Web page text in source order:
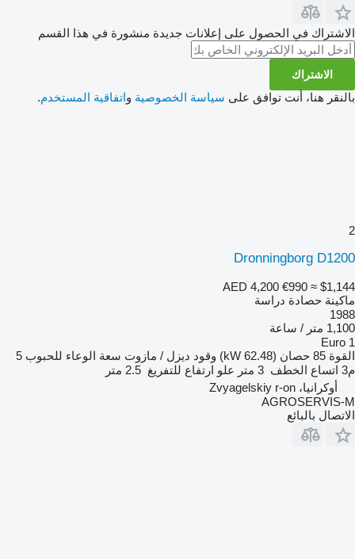
الاشتراك في الحصول على إعلانات جديدة منشورة في هذا القسم
الاشتراك
بالنقر هنا، أنت توافق على سياسة الخصوصية واتفاقية المستخدم.
2
Dronningborg D1200
AED 4,200 €990 ≈ $1,144
ماكينة حصادة دراسة
1988
1,100 متر / ساعة
Euro 1
القوة 85 حصان (62.48 kW) وقود ديزل / مازوت سعة الوعاء للحبوب 5
م3
اتساع الخطف 3 متر علو ارتفاع للتفريغ 2.5 متر
أوكرانيا، Zvyagelskiy r-on
AGROSERVIS-M
الاتصال بالبائع